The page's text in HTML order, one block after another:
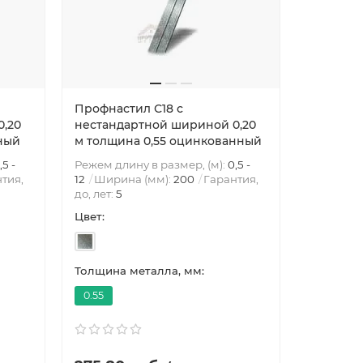
-
Профнастил С18 с
нестандартной шириной 0,20
м толщина 0,55 оцинкованный
Режем длину в размер, (м): 0,5 -
12
Ширина (мм): 200
Гарантия,
до, лет: 5
Цвет:
Толщина металла, мм:
0.55